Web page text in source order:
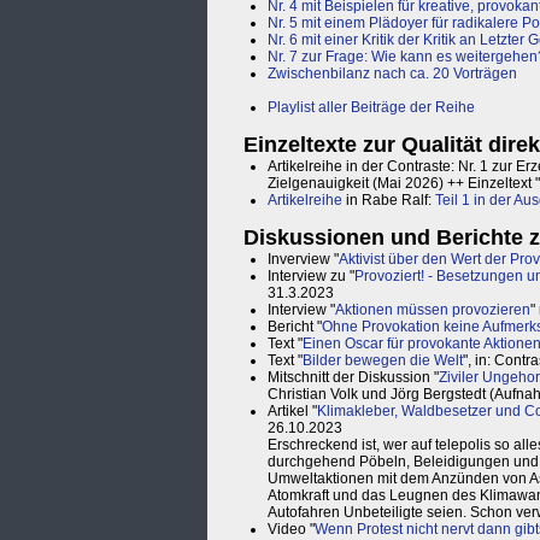
Nr. 4 mit Beispielen für kreative,
Nr. 5 mit einem Plädoyer für radikalere
Nr. 6 mit einer Kritik der Kritik an Letzter
Nr. 7 zur Frage: Wie kann es
Zwischenbilanz nach ca. 20 Vorträgen
Playlist aller Beiträge der Reihe
Einzeltexte zur Qualität
Artikelreihe in der Contraste: Nr. 1 zur
Zielgenauigkeit (Mai 2026) ++ Einzeltext "
Artikelreihe in Rabe Ralf: Teil 1 in der
Diskussionen und Berichte
Inverview "Aktivist über den Wert der
Interview zu "Provoziert! - Besetzungen
31.3.2023
Interview "Aktionen müssen provozieren"
Bericht "Ohne Provokation keine
Text "Einen Oscar für provokante Aktionen
Text "Bilder bewegen die Welt", in:
Mitschnitt der Diskussion "Ziviler
Christian Volk und Jörg Bergstedt
Artikel "Klimakleber, Waldbesetzer und
26.10.2023
Erschreckend ist, wer auf telepolis so
durchgehend Pöbeln, Beleidigungen
Umweltaktionen mit dem Anzünden von
Atomkraft und das Leugnen des
Autofahren Unbeteiligte seien. Schon
Video "Wenn Protest nicht nervt dann